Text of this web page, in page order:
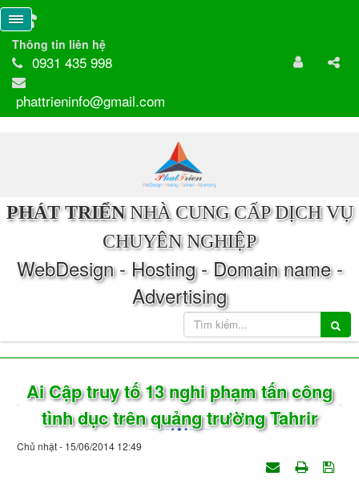
Thông tin liên hệ
0931 435 998
phattrieninfo@gmail.com
PHÁT TRIỂNNHÀ CUNG CẤP DỊCH VỤ
CHUYÊN NGHIỆP
WebDesign - Hosting - Domain name -
Advertising
Ai Cập truy tố 13 nghi phạm tấn công
tình dục trên quảng trường Tahrir
Chủ nhật - 15/06/2014 12:49